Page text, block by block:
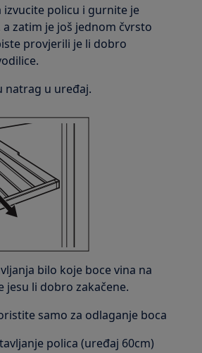
izvucite policu i gurnite je
zatim je još jednom čvrsto
provjerili je li dobro
natrag u uređaj.
bilo koje boce vina na
jesu li dobro zakačene.
samo za odlaganje boca
polica (uređaj 60cm)